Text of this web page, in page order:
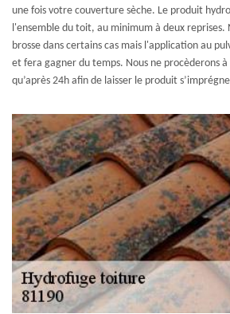
une fois votre couverture sèche. Le produit
l'ensemble du toit, au minimum à deux reprises.
brosse dans certains cas mais l'application au
et fera gagner du temps. Nous ne procèderons
qu’après 24h afin de laisser le produit